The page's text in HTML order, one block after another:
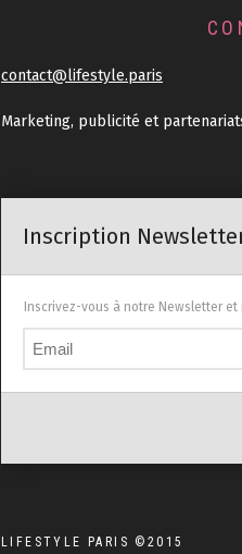
contact@lifestyle.paris
Marketing, publicité et
Inscription
Inscrivez-vous à notre Newsletter
LIFESTYLE PARIS ©2015